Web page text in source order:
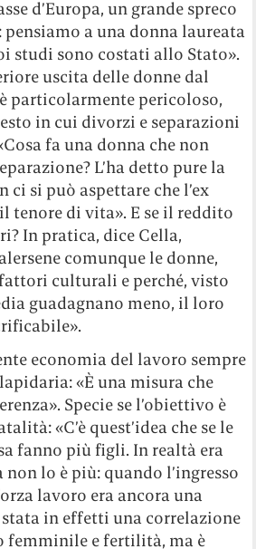
d’Europa, un grande spreco
a una donna laureata
studi sono costati allo Stato».
uscita delle donne dal
particolarmente pericoloso,
in cui divorzi e separazioni
fa una donna che non
L’ha detto pure la
ci si può aspettare che l’ex
tenore di vita». E se il reddito
In pratica, dice Cella,
comunque le donne,
culturali e perché, visto
guadagnano meno, il loro
economia del lavoro sempre
«È una misura che
Specie se l’obiettivo è
«C’è quest’idea che se le
fanno più figli. In realtà era
non lo è più: quando l’ingresso
lavoro era ancora una
stata in effetti una correlazione
femminile e fertilità, ma è